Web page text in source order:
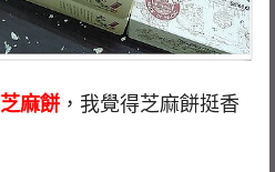
芝麻餅 ，我覺得芝麻餅挺香